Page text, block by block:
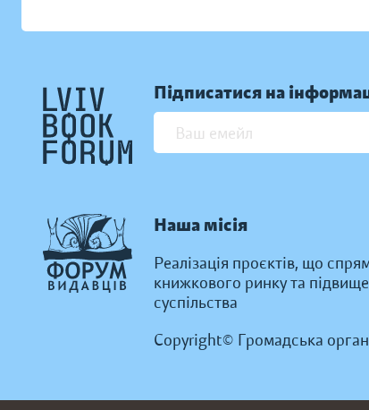
Підписатися на
Наша місія
Реалізація проєктів, що
книжкового ринку та
суспільства
Copyright© Громадська